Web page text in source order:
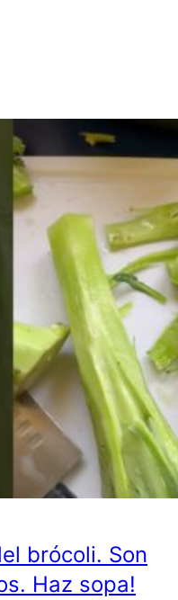
brócoli. Son
Haz sopa!